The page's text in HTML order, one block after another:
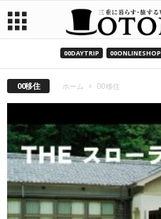
00DAYTRIP 00ONLINESHOP
00移住 ホーム 00移住